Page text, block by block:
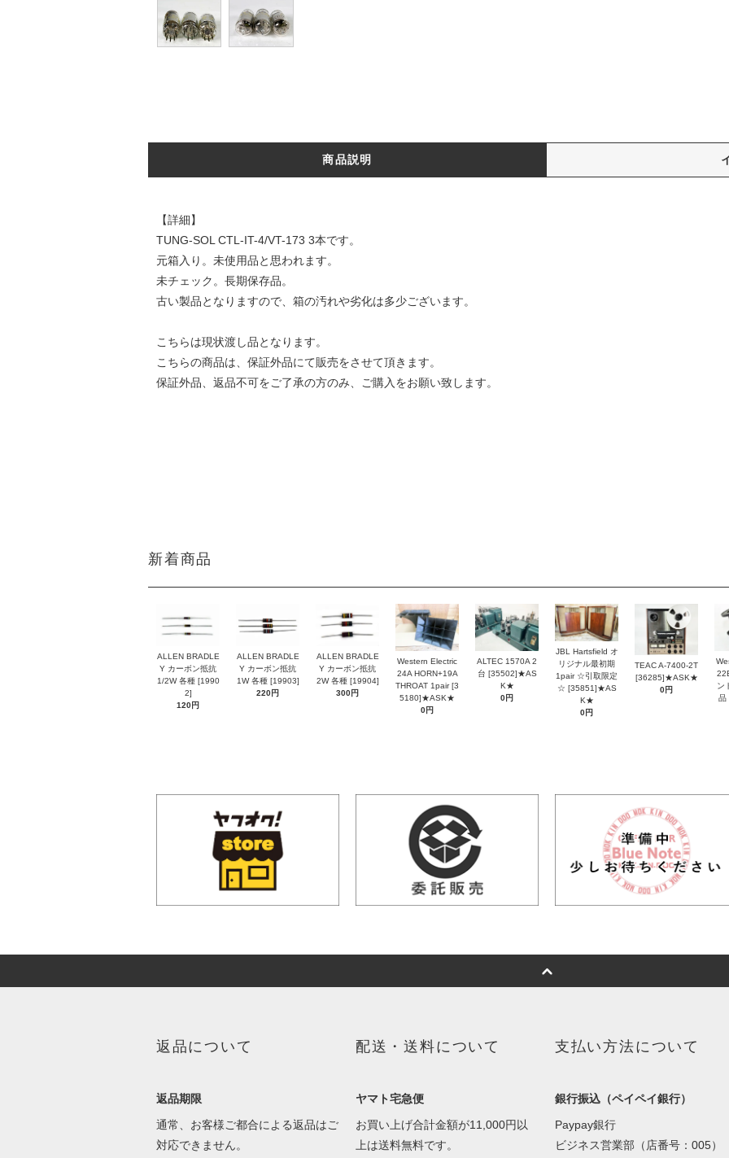
商品説明
【詳細】
TUNG-SOL CTL-IT-4/VT-173 3本です。
元箱入り。未使用品と思われます。
未チェック。長期保存品。
古い製品となりますので、箱の汚れや劣化は多少ございます。
こちらは現状渡し品となります。
こちらの商品は、保証外品にて販売をさせて頂きます。
保証外品、返品不可をご了承の方のみ、ご購入をお願い致します。
新着商品
ALLEN BRADLE
Y カーボン抵抗
1/2W 各種 [1990
2]
120円
ALLEN BRADLE
Y カーボン抵抗
1W 各種 [19903]
220円
ALLEN BRADLE
Y カーボン抵抗
2W 各種 [19904]
300円
Western Electric
24A HORN+19A
THROAT 1pair [3
5180]★ASK★
0円
ALTEC 1570A 2
台 [35502]★AS
K★
0円
JBL Hartsfield オ
リジナル最初期
1pair ☆引取限定
☆ [35851]★AS
K★
0円
TEAC A-7400-2T
[36285]★ASK★
0円
ン
品
返品について
返品期限
通常、お客様ご都合による返品はご
対応できません。
配送・送料について
ヤマト宅急便
お買い上げ合計金額が11,000円以
上は送料無料です。
支払い方法について
銀行振込（ペイペイ銀行）
Paypay銀行
ビジネス営業部（店番号：005）